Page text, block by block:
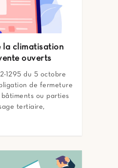
la climatisation
ouverts
1295 du 5 octobre
de fermeture
ou parties
tertiaire,